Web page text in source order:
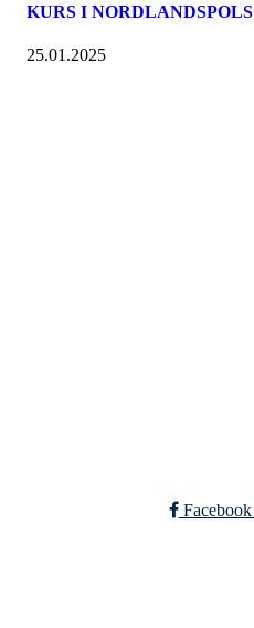
KURS I NORDLANDSPOLS
25.01.2025
Facebook